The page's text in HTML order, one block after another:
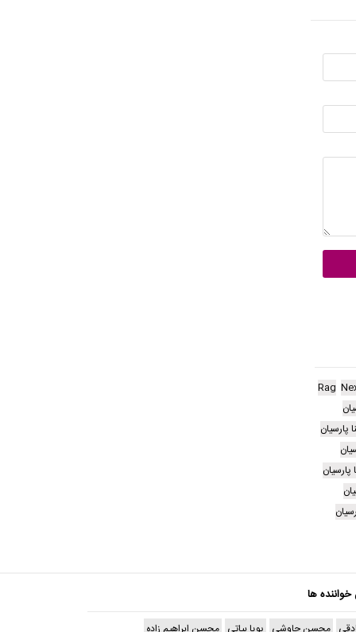
Rag
پارسیان
خواننده ها
محسن چاوشی پویا بیاتی محسن ابراهیم زاده